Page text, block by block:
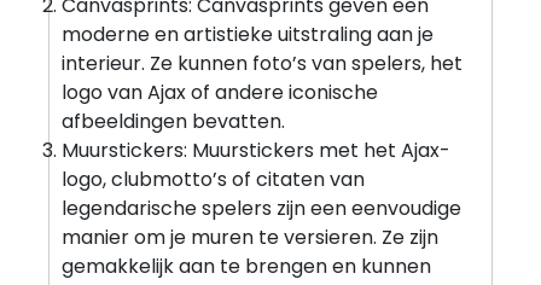
moderne en artistieke uitstraling aan je
interieur. Ze kunnen foto’s van spelers, het
logo van Ajax of andere iconische
afbeeldingen bevatten.
Muurstickers: Muurstickers met het Ajax-
logo, clubmotto’s of citaten van
legendarische spelers zijn een eenvoudige
manier om je muren te versieren. Ze zijn
gemakkelijk aan te brengen en kunnen